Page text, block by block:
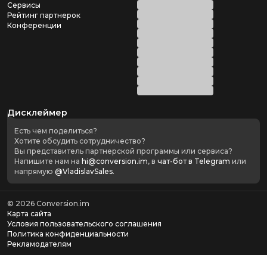
Сервисы
Рейтинг партнерок
Конференции
Дисклеймер
Есть чем поделиться?
Хотите обсудить сотрудничество?
Вы представитель партнерской программы или сервиса?
Напишите нам на hi@conversion.im, в чат-бот в Telegram или
напрямую @VladislavSales.
© 2026 Conversion.im
Карта сайта
Условия пользовательского соглашения
Политика конфиденциальности
Рекламодателям